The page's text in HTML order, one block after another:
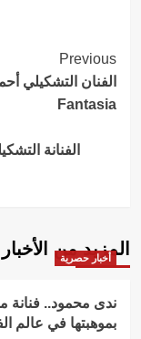
Post
Previous
Fantasia
المزيد من الأخبار
أخبار حصرية
ندى محمود.. فنانة
بموهبتها في عالم